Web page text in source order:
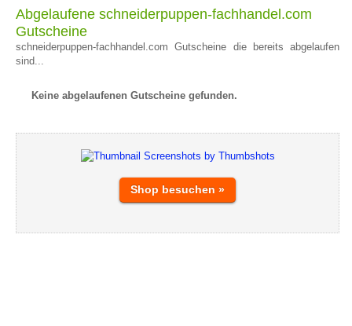
Abgelaufene schneiderpuppen-fachhandel.com
Gutscheine
schneiderpuppen-fachhandel.com Gutscheine die bereits abgelaufen
sind...
Keine abgelaufenen Gutscheine gefunden.
Shop besuchen »